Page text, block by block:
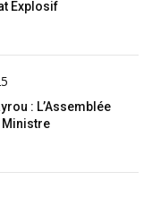
Explosif
: L’Assemblée
Ministre